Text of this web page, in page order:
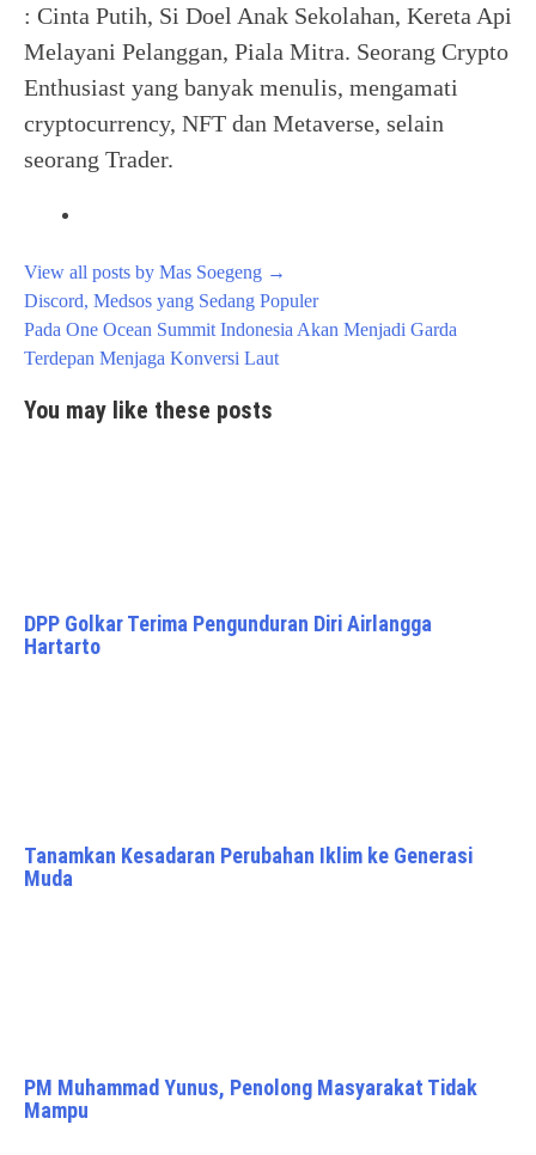
: Cinta Putih, Si Doel Anak Sekolahan, Kereta Api
Melayani Pelanggan, Piala Mitra. Seorang Crypto
Enthusiast yang banyak menulis, mengamati
cryptocurrency, NFT dan Metaverse, selain
seorang Trader.
View all posts by Mas Soegeng →
Post
navigation
Discord, Medsos yang Sedang Populer
Pada One Ocean Summit Indonesia Akan Menjadi Garda
Terdepan Menjaga Konversi Laut
You may like these posts
DPP Golkar Terima Pengunduran Diri Airlangga
Hartarto
Tanamkan Kesadaran Perubahan Iklim ke Generasi
Muda
PM Muhammad Yunus, Penolong Masyarakat Tidak
Mampu